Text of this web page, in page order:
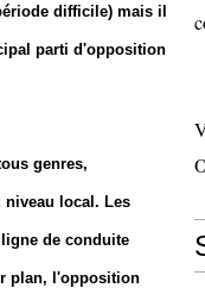
difficile) mais il
parti d'opposition
genres,
niveau local. Les
de conduite
plan, l'opposition